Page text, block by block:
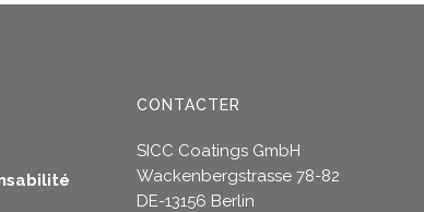
CONTACTER
SICC Coatings GmbH
Wackenbergstrasse 78-82
DE-13156 Berlin